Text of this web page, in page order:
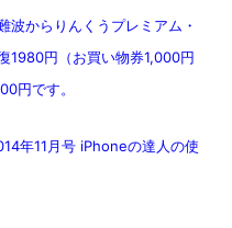
波からりんくうプレミアム・
1980円（お買い物券1,000円
円です。
年11月号 iPhoneの達人の使